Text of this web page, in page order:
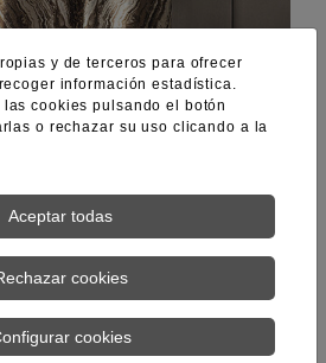
y de terceros para ofrecer
información estadística.
las cookies pulsando el botón
o rechazar su uso clicando a la
Aceptar todas
cookies
cookies